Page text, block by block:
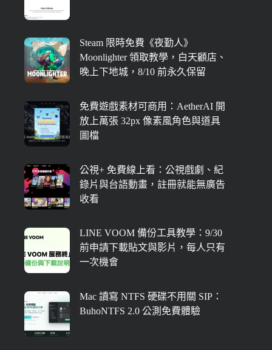
Steam 限時免費《夜勤人》
Moonlighter 領取教學，白天顧店、
晚上下地城，8/10 前永久保留
免費遊戲素材可商用：AetherAI 開
放上萬張 32px 像素風角色與道具
圖檔
公視+ 免費線上看：公視戲劇、紀
錄片與台語動畫，註冊就能無廣告
收看
LINE VOOM 備份工具教學：9/30
前申請下載貼文與影片，每人只有
一次機會
Mac 讀寫 NTFS 硬碟不用關 SIP：
BuhoNTFS 2.0 公測免費體驗